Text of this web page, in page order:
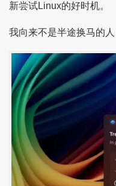
新尝试Linux的好时机。
我向来不是半途换马的